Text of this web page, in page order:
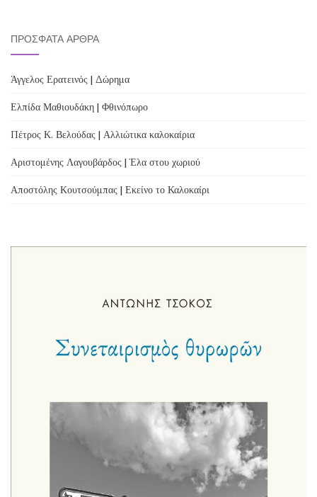
ΠΡΌΣΦΑΤΑ ΆΡΘΡΑ
Άγγελος Ερατεινός | Δώρημα
Ελπίδα Μαθιουδάκη | Φθινόπωρο
Πέτρος Κ. Βελούδας | Αλλιώτικα καλοκαίρια
Αριστομένης Λαγουβάρδος | Έλα στου χωριού
Αποστόλης Κουτσούμπας | Εκείνο το Καλοκαίρι